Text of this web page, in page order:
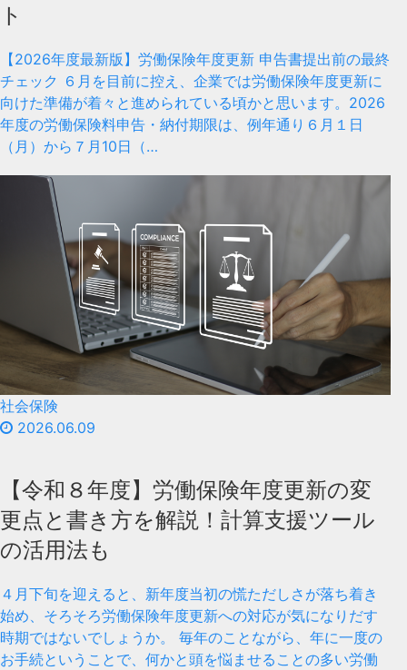
ト
【2026年度最新版】労働保険年度更新 申告書提出前の最終
チェック ６月を目前に控え、企業では労働保険年度更新に
向けた準備が着々と進められている頃かと思います。2026
年度の労働保険料申告・納付期限は、例年通り６月１日
（月）から７月10日（…
社会保険
2026.06.09
【令和８年度】労働保険年度更新の変
更点と書き方を解説！計算支援ツール
の活用法も
４月下旬を迎えると、新年度当初の慌ただしさが落ち着き
始め、そろそろ労働保険年度更新への対応が気になりだす
時期ではないでしょうか。 毎年のことながら、年に一度の
お手続ということで、何かと頭を悩ませることの多い労働